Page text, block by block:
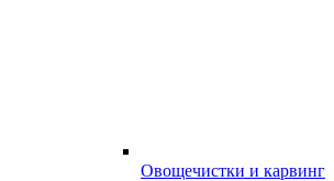
Овощечистки и карвинг